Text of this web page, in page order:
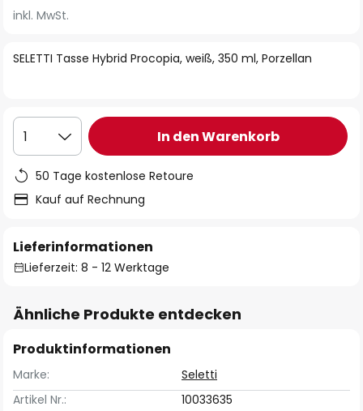
der
springen
SELETTI Tasse Hybrid Procopia, weiß, 350 ml, Porzellan
inkl. MwSt.
1 In den Warenkorb
50 Tage kostenlose Retoure
Kauf auf Rechnung
Lieferinformationen
Lieferzeit: 8 - 12 Werktage
Ähnliche Produkte entdecken
Produktinformationen
Marke:
Seletti
Artikel Nr.:
10033635